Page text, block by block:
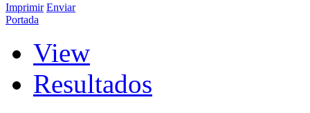
Imprimir Enviar
Portada
View
Resultados